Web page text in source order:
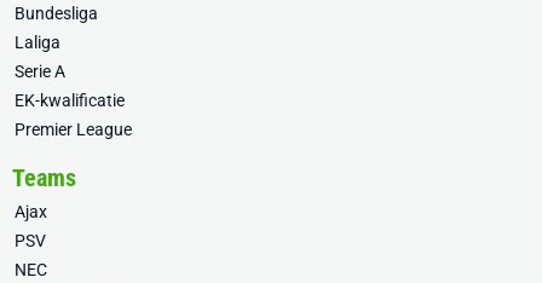
Bundesliga
Laliga
Serie A
EK-kwalificatie
Premier League
Teams
Ajax
PSV
NEC